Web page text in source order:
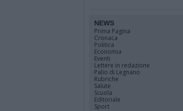
NEWS
Prima Pagina
Cronaca
Politica
Economia
Eventi
Lettere in redazione
Palio di Legnano
Rubriche
Salute
Scuola
Editoriale
Sport